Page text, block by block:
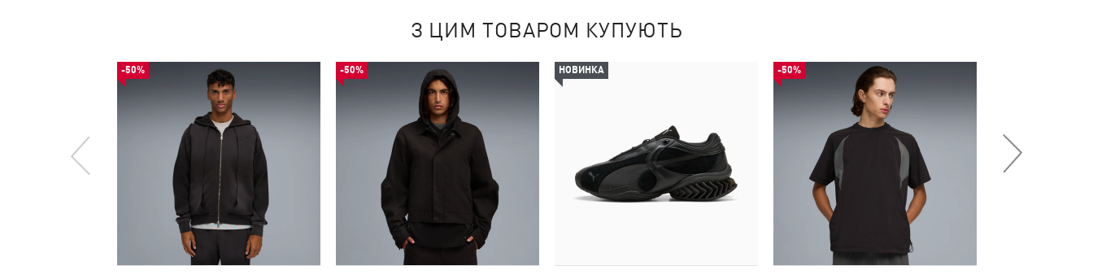
З ЦИМ ТОВАРОМ КУПУЮТЬ
-50% -50% НОВИНКА -50%